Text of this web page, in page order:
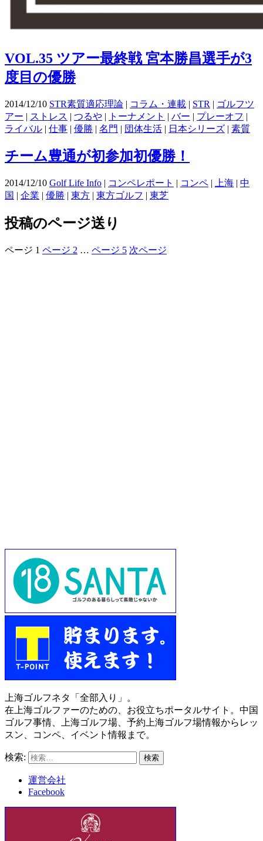
VOL.35 ツアー最終戦 宮本勝昌選手が3
度目の優勝
2014/12/10 STR素質適応理論 | コラム・連載 | STR | ゴルフツ
アー | ストレス | つるや | トーナメント | バー | プレーオフ |
ライバル | 仕事 | 優勝 | 名門 | 団体生活 | 日本シリーズ | 素質
チーム豊通が初参加初優勝！
2014/12/10 Golf Life Info | コンペレポート | コンペ | 上海 | 中
国 | 企業 | 優勝 | 東方 | 東方ゴルフ | 東芝
投稿のページ送り
ページ 1 ページ 2 … ページ 5 次ページ
上海ゴルフネタ「全部入り」。
在上海ゴルファーのための、お役立ちポータルサイト。中国
ゴルフ事情、上海ゴルフ場、予約上海ゴルフ場情報からレッ
スン、コンペ、イベント情報まで。
検索:
運営会社
Facebook